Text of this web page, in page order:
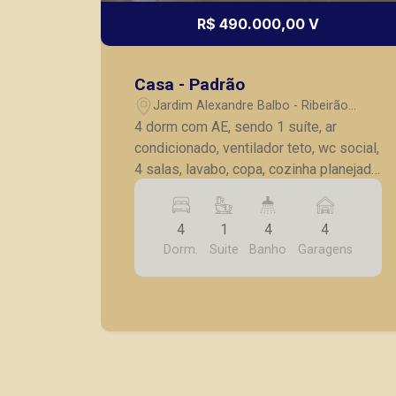
R$ 490.000,00 V
Casa - Padrão
Jardim Alexandre Balbo - Ribeirão
Preto/SP
4 dorm com AE, sendo 1 suíte, ar
condicionado, ventilador teto, wc social,
4 salas, lavabo, copa, cozinha planejada,
despensa, quintal com wc, piscina,
salão festa com cozinha e lavabo,
aquecedor solar, água quente em todas
as toneiras, entrada individual, portão
eletrônico, 4 vagas cobertas garagem,
4
Dorm.
1
Suite
4
Banho
4
Garagens